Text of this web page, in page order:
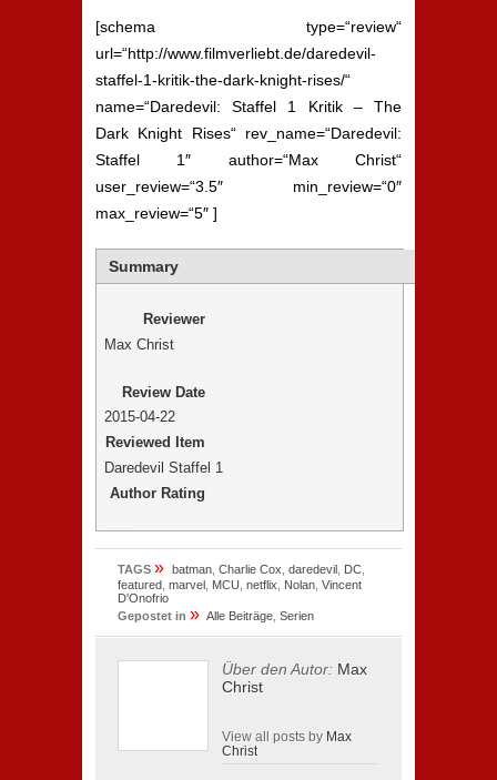
[schema type=“review“
url=“http://www.filmverliebt.de/daredevil-
staffel-1-kritik-the-dark-knight-rises/“
name=“Daredevil: Staffel 1 Kritik – The
Dark Knight Rises“ rev_name=“Daredevil:
Staffel 1″ author=“Max Christ“
user_review=“3.5″ min_review=“0″
max_review=“5″ ]
Summary
Reviewer
Max Christ
Review Date
2015-04-22
Reviewed Item
Daredevil Staffel 1
Author Rating
TAGS » batman, Charlie Cox, daredevil , DC,
featured, marvel , MCU, netflix, Nolan, Vincent
D'Onofrio
Gepostet in » Alle Beiträge, Serien
Über den Autor: Max
Christ
View all posts by Max
Christ